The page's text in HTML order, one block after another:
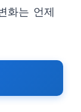
화는 언제